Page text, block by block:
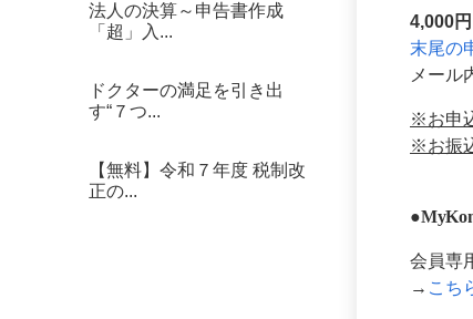
法人の決算～申告書作成
「超」入...
ドクターの満足を引き出
す“７つ...
【無料】令和７年度 税制改
正の...
4,000円
末尾の
メール
※お申
※お振
●
会員専
→ こち